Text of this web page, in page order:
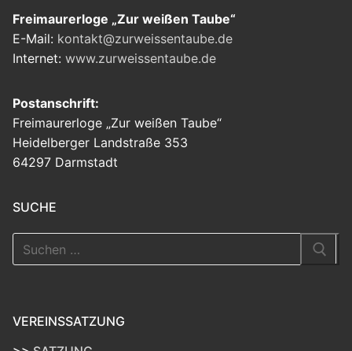
Freimaurerloge „Zur weißen Taube“
E-Mail: kontakt@zurweissentaube.de
Internet: www.zurweissentaube.de
Postanschrift:
Freimaurerloge „Zur weißen Taube“
Heidelberger Landstraße 353
64297 Darmstadt
SUCHE
Suchen
nach:
VEREINSSATZUNG